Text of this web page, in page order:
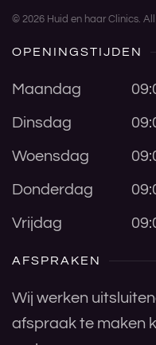
© 2026 Huid en haar Clinics.
OPENINGSTIJDEN
Maandag
Dinsdag
Woensdag
Donderdag
Vrijdag
AFSPRAKEN
Wij werken
afspraak te maken